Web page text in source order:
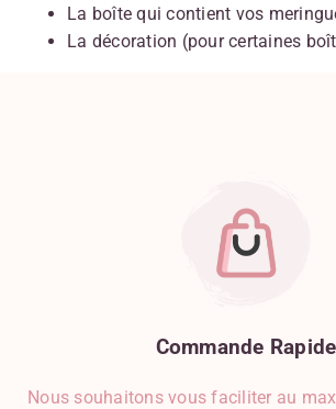
La boîte qui contient vos
La décoration (pour certaines
Commande Rapide
Nous souhaitons vous faciliter au